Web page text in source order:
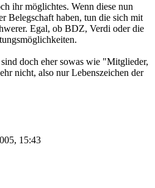
ihr möglichtes. Wenn diese nun
Belegschaft haben, tun die sich mit
Egal, ob BDZ, Verdi oder die
doch eher sowas wie "Mitglieder,
nicht, also nur Lebenszeichen der
15:43